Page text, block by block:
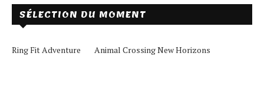
SÉLECTION DU MOMENT
Ring Fit Adventure Animal Crossing New Horizons